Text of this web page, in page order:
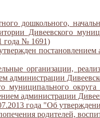
дошкольного,
Дивеевского
года № 1691)
организации,
администрации
муниципального
администрации
года "Об
родителей,